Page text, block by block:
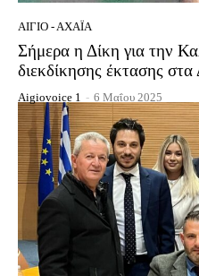
ΑΊΓΙΟ - ΑΧΑΪ́Α
Σήμερα η Δίκη για την
διεκδίκησης έκτασης
Aigiovoice 1 - 6 Μαΐου 2025